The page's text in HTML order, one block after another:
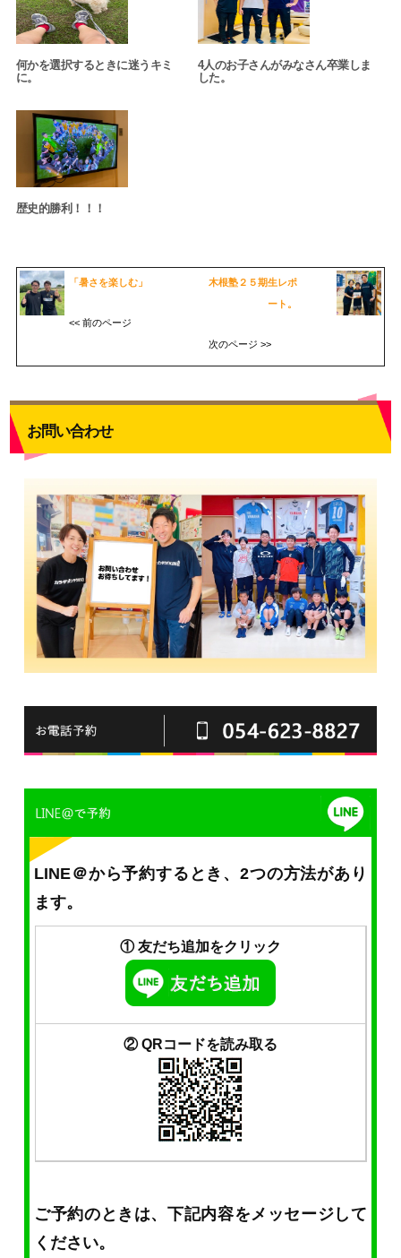
何かを選択するときに迷うキミ
に。
4人のお子さんがみなさん卒業しま
した。
歴史的勝利！！！
「暑さを楽しむ」
<< 前のページ
木根塾２５期生レポ
ート。
次のページ >>
お問い合わせ
LINE＠から予約するとき、2つの方法があり
ます。
① 友だち追加をクリック
② QRコードを読み取る
ご予約のときは、下記内容をメッセージして
ください。